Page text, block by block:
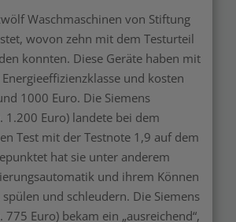
Waschmaschinen von Stiftung
wovon zehn mit dem Testurteil
konnten. Diese Geräte haben mit
und kosten
1000 Euro. Die Siemens
1.200 Euro) landete bei dem
Test mit der Testnote 1,9 auf dem
hat sie unter anderem
und ihrem Können
und schleudern. Die Siemens
775 Euro) bekam ein „ausreichend“,